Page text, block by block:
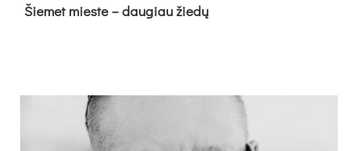
Šie­met mies­te – dau­giau žie­dų